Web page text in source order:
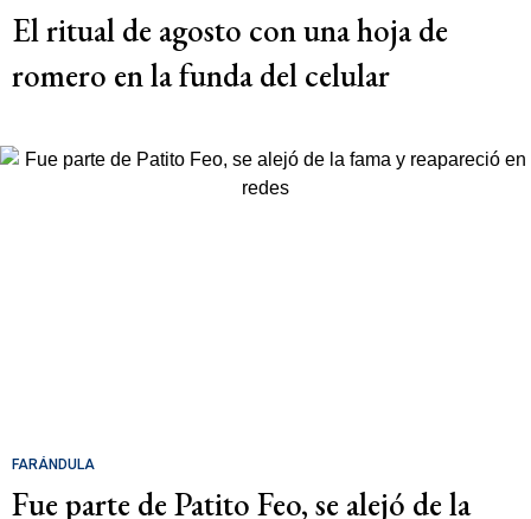
El ritual de agosto con una hoja de
romero en la funda del celular
FARÁNDULA
Fue parte de Patito Feo, se alejó de la